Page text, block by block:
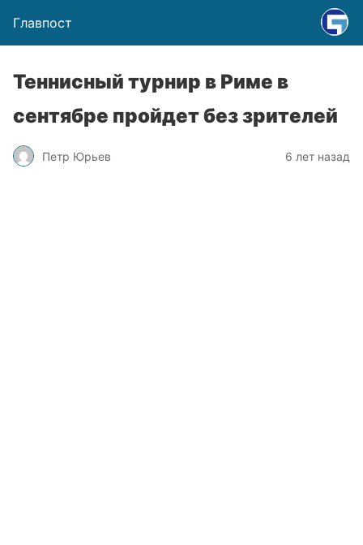
Главпост
Теннисный турнир в Риме в
сентябре пройдет без зрителей
Петр Юрьев 6 лет назад